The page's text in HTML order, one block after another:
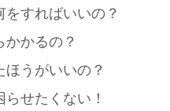
すればいいの？
かるの？
うがいいの？
せたくない！